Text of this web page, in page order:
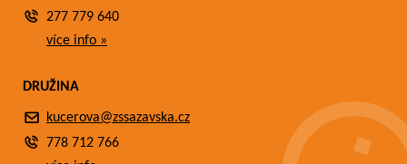
277 779 640
více info »
DRUŽINA
kucerova@zssazavska.cz
778 712 766